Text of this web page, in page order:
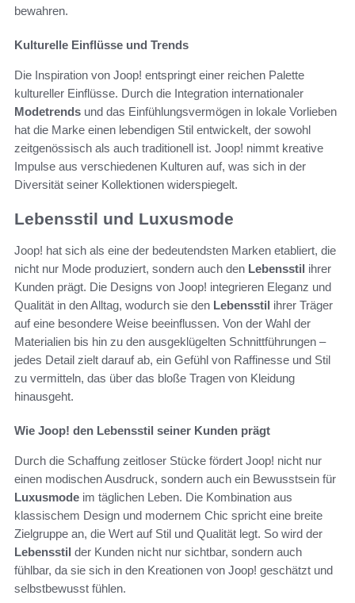
bewahren.
Kulturelle Einflüsse und Trends
Die Inspiration von Joop! entspringt einer reichen Palette
kultureller Einflüsse. Durch die Integration internationaler
Modetrends und das Einfühlungsvermögen in lokale Vorlieben
hat die Marke einen lebendigen Stil entwickelt, der sowohl
zeitgenössisch als auch traditionell ist. Joop! nimmt kreative
Impulse aus verschiedenen Kulturen auf, was sich in der
Diversität seiner Kollektionen widerspiegelt.
Lebensstil und Luxusmode
Joop! hat sich als eine der bedeutendsten Marken etabliert, die
nicht nur Mode produziert, sondern auch den Lebensstil ihrer
Kunden prägt. Die Designs von Joop! integrieren Eleganz und
Qualität in den Alltag, wodurch sie den Lebensstil ihrer Träger
auf eine besondere Weise beeinflussen. Von der Wahl der
Materialien bis hin zu den ausgeklügelten Schnittführungen –
jedes Detail zielt darauf ab, ein Gefühl von Raffinesse und Stil
zu vermitteln, das über das bloße Tragen von Kleidung
hinausgeht.
Wie Joop! den Lebensstil seiner Kunden prägt
Durch die Schaffung zeitloser Stücke fördert Joop! nicht nur
einen modischen Ausdruck, sondern auch ein Bewusstsein für
Luxusmode im täglichen Leben. Die Kombination aus
klassischem Design und modernem Chic spricht eine breite
Zielgruppe an, die Wert auf Stil und Qualität legt. So wird der
Lebensstil der Kunden nicht nur sichtbar, sondern auch
fühlbar, da sie sich in den Kreationen von Joop! geschätzt und
selbstbewusst fühlen.